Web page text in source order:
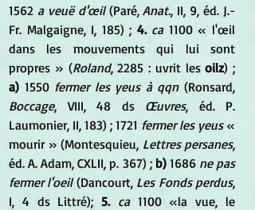
1562 a veuë d'œil (Paré, Anat., II, 9, éd. J.-
Fr. Malgaigne, I, 185) ; 4. ca 1100 « l'œil
dans les mouvements qui lui sont
propres » (Roland, 2285 : uvrit les oilz
a) 1550 fermer les yeus à qqn
Boccage, VIII, 48 ds Œuvres, éd. P.
Laumonier, II, 183) ; 1721 fermer les yeus «
mourir » (Montesquieu, Lettres persanes,
éd. A. Adam, CXLII, p. 367) ; b) 1686 ne pas
fermer l'oeil (Dancourt, Les Fonds perdus,
I, 4 ds Littré); 5. ca 1100 «la vue, le